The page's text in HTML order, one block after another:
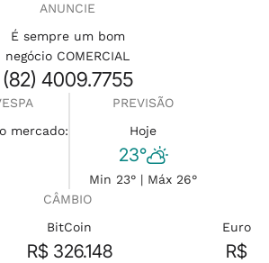
ANUNCIE
É sempre um bom
negócio COMERCIAL
(82) 4009.7755
mercado:
PREVISÃO
Hoje
23°
Min 23° | Máx 26°
CÂMBIO
BitCoin
R$ 326.148
Euro
R$